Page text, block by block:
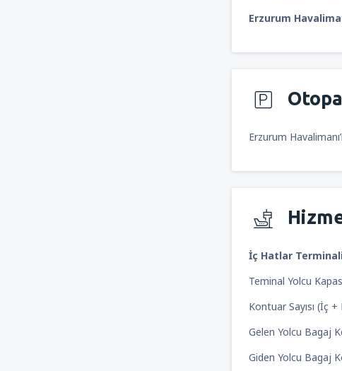
Erzurum
Erzurum
İç Hatlar
Teminal Yolcu
Kontuar Sayısı (İç
Gelen Yolcu
Giden Yolcu